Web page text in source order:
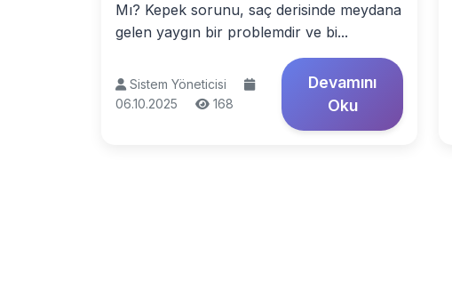
Mı? Kepek sorunu, saç derisinde meydana
gelen yaygın bir problemdir ve bi...
Sistem Yöneticisi
06.10.2025
168
Devamını
Oku